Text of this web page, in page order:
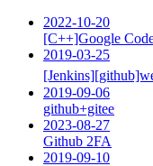
2022-10-20
[C++]Google
2019-03-25
2019-09-06
github+gitee
2023-08-27
Github 2FA
2019-09-10